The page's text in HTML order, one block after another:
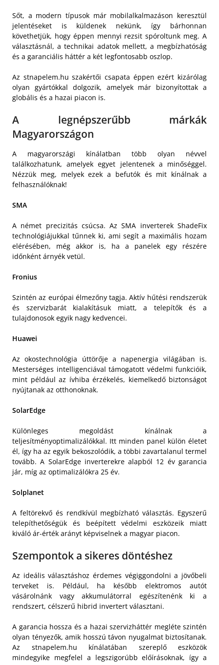
Sőt, a modern típusok már mobilalkalmazáson keresztül
jelentéseket is küldenek nekünk, így bárhonnan
követhetjük, hogy éppen mennyi rezsit spóroltunk meg. A
választásnál, a technikai adatok mellett, a megbízhatóság
és a garanciális háttér a két legfontosabb oszlop.
Az stnapelem.hu szakértői csapata éppen ezért kizárólag
olyan gyártókkal dolgozik, amelyek már bizonyítottak a
globális és a hazai piacon is.
A legnépszerűbb márkák
Magyarországon
A magyarországi kínálatban több olyan névvel
találkozhatunk, amelyek egyet jelentenek a minőséggel.
Nézzük meg, melyek ezek a befutók és mit kínálnak a
felhasználóknak!
SMA
A német precizitás csúcsa. Az SMA inverterek ShadeFix
technológiájukkal tűnnek ki, ami segít a maximális hozam
elérésében, még akkor is, ha a panelek egy részére
időnként árnyék vetül.
Fronius
Szintén az európai élmezőny tagja. Aktív hűtési rendszerük
és szervizbarát kialakításuk miatt, a telepítők és a
tulajdonosok egyik nagy kedvencei.
Huawei
Az okostechnológia úttörője a napenergia világában is.
Mesterséges intelligenciával támogatott védelmi funkcióik,
mint például az ívhiba érzékelés, kiemelkedő biztonságot
nyújtanak az otthonoknak.
SolarEdge
Különleges megoldást kínálnak a
teljesítményoptimalizálókkal. Itt minden panel külön életet
él, így ha az egyik bekoszolódik, a többi zavartalanul termel
tovább. A SolarEdge inverterekre alapból 12 év garancia
jár, míg az optimalizálókra 25 év.
Solplanet
A feltörekvő és rendkívül megbízható választás. Egyszerű
telepíthetőségük és beépített védelmi eszközeik miatt
kiváló ár-érték arányt képviselnek a magyar piacon.
Szempontok a sikeres döntéshez
Az ideális választáshoz érdemes végiggondolni a jövőbeli
terveket is. Például, ha később elektromos autót
vásárolnánk vagy akkumulátorral egészítenénk ki a
rendszert, célszerű hibrid invertert választani.
A garancia hossza és a hazai szervizháttér megléte szintén
olyan tényezők, amik hosszú távon nyugalmat biztosítanak.
Az stnapelem.hu kínálatában szereplő eszközök
mindegyike megfelel a legszigorúbb előírásoknak, így a